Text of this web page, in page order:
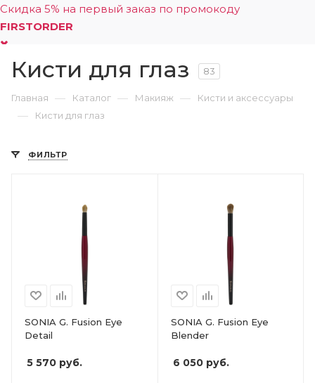
Скидка 5% на первый заказ по промокоду
FIRSTORDER
Кисти для глаз 83
Главная — Каталог — Макияж — Кисти и аксессуары
— Кисти для глаз
ФИЛЬТР
SONIA G. Fusion Eye
Detail
5 570 руб.
SONIA G. Fusion Eye
Blender
6 050руб.